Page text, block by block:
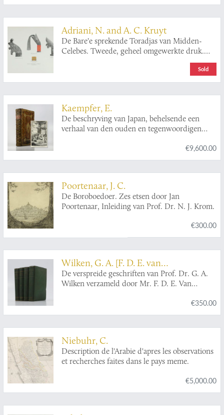
Adriani, N. and A. C. Kruyt
De Bare'e sprekende Toradjas van Midden-
Celebes. Tweede, geheel omgewerkte druk.
Sold
Kaempfer, E.
De beschryving van Japan, behelsende een
verhaal van den ouden en tegenwoordigen
€9,600.00
Poortenaar, J. C.
De Boroboedoer. Zes etsen door Jan
Poortenaar, Inleiding van Prof. Dr. N. J. Krom.
€300.00
Wilken, G. A. [F. D. E. van
Ossenbruggen (ed.)]
De verspreide geschriften van Prof. Dr. G. A.
Wilken verzameld door Mr. F. D. E. Van
Monographie over de Alfoeren van Boeroe.
Geschriften op het gebied van vergelijkende
Deel III. Geschriften over Animisme en
daarmede verband houdende geloofsuitingen.
Deel IV. Geschriften over animistische
onderwerpen en geographische pathologie.
Korte boekbeoordeelingen. Aanhangsel.
Registers. [Complete].
€350.00
Niebuhr, C.
Description de l'Arabie d'apres les observations
et recherches faites dans le pays meme.
€5,000.00